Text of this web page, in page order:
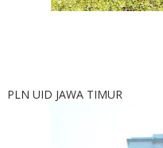
PLN UID JAWA TIMUR